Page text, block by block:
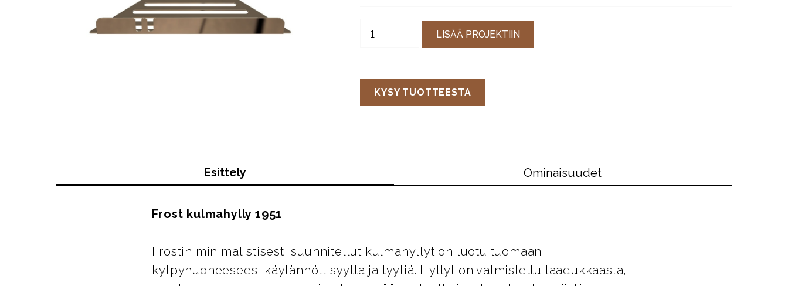
LISÄÄ PROJEKTIIN
KYSY TUOTTEESTA
Esittely Ominaisuudet
Frost kulmahylly 1951
Frostin minimalistisesti suunnitellut kulmahyllyt on luotu tuomaan
kylpyhuoneeseesi käytännöllisyyttä ja tyyliä. Hyllyt on valmistettu laadukkaasta,